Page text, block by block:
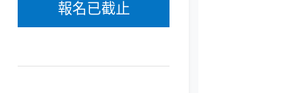
報名已截止